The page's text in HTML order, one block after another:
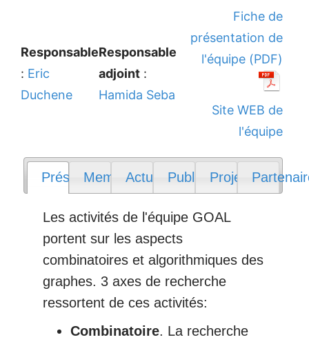
Responsable
: Eric
Duchene
Responsable
adjoint :
Hamida Seba
Fiche de
présentation de
l'équipe (PDF)
Site WEB de
l'équipe
PrésentationMembresActualitésPublications
Projets
Les activités de l'équipe GOAL
portent sur les aspects
combinatoires et algorithmiques des
graphes. 3 axes de recherche
ressortent de ces activités:
Combinatoire. La recherche